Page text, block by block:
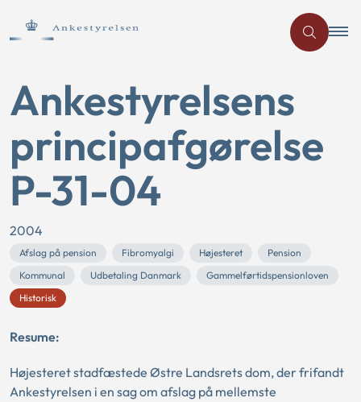
Ankestyrelsens
principafgørelse
P-31-04
2004
Afslag på pension Fibromyalgi Højesteret
Pension
Kommunal
Udbetaling Danmark
Gammelførtidspensionloven
Historisk
Resume:
Højesteret stadfæstede Østre Landsrets dom, der frifandt
Ankestyrelsen i en sag om afslag på mellemste